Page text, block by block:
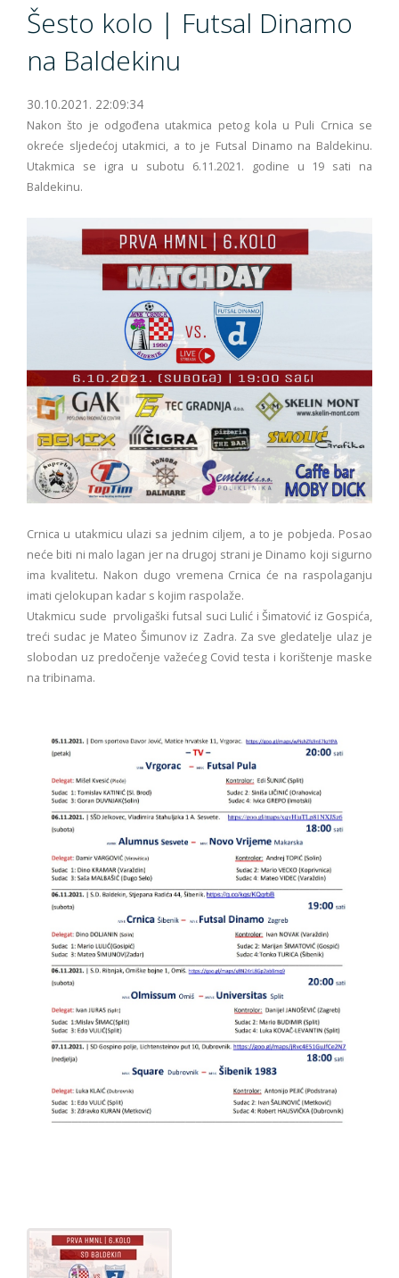
Šesto kolo | Futsal Dinamo
na Baldekinu
30.10.2021. 22:09:34
Nakon što je odgođena utakmica petog kola u Puli Crnica se
okreće sljedećoj utakmici, a to je Futsal Dinamo na Baldekinu.
Utakmica se igra u subotu 6.11.2021. godine u 19 sati na
Baldekinu.
Crnica u utakmicu ulazi sa jednim ciljem, a to je pobjeda. Posao
neće biti ni malo lagan jer na drugoj strani je Dinamo koji sigurno
ima kvalitetu. Nakon dugo vremena Crnica će na raspolaganju
imati cjelokupan kadar s kojim raspolaže.
Utakmicu sude prvoligaški futsal suci Lulić i Šimatović iz Gospića,
treći sudac je Mateo Šimunov iz Zadra. Za sve gledatelje ulaz je
slobodan uz predočenje važećeg Covid testa i korištenje maske
na tribinama.